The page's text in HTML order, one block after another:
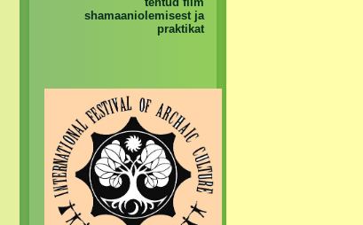
shamaaniolemisest ja
praktikat